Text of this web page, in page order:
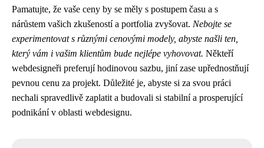
Pamatujte, že vaše ceny by se měly s postupem času a s
nárůstem vašich zkušeností a portfolia zvyšovat. Nebojte se
experimentovat s různými cenovými modely, abyste našli ten,
který vám i vašim klientům bude nejlépe vyhovovat. Někteří
webdesigneři preferují hodinovou sazbu, jiní zase upřednostňují
pevnou cenu za projekt. Důležité je, abyste si za svou práci
nechali spravedlivě zaplatit a budovali si stabilní a prosperující
podnikání v oblasti webdesignu.